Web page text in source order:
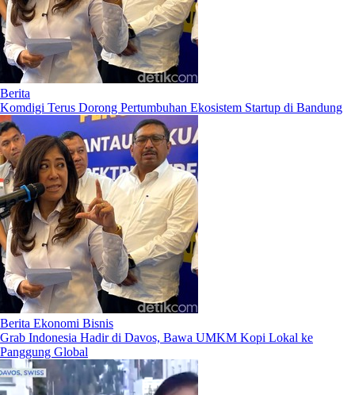
Berita
Komdigi Terus Dorong Pertumbuhan Ekosistem Startup di Bandung
Berita Ekonomi Bisnis
Grab Indonesia Hadir di Davos, Bawa UMKM Kopi Lokal ke
Panggung Global